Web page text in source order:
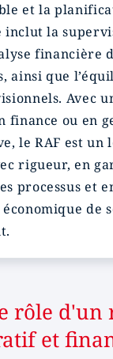
et la
inclut la
financière
ainsi que
Avec
finance ou en
le RAF est un
rigueur, en
processus et
de
rôle d'un
et